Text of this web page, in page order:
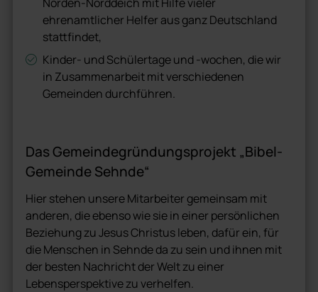
ehrenamtlicher Helfer aus ganz Deutschland
stattfindet,
Kinder- und Schülertage und -wochen, die wir
in Zusammenarbeit mit verschiedenen
Gemeinden durchführen.
Das Gemeindegründungsprojekt „Bibel-
Gemeinde Sehnde“
Hier stehen unsere Mitarbeiter gemeinsam mit
anderen, die ebenso wie sie in einer persönlichen
Beziehung zu Jesus Christus leben, dafür ein, für
die Menschen in Sehnde da zu sein und ihnen mit
der besten Nachricht der Welt zu einer
Lebensperspektive zu verhelfen.